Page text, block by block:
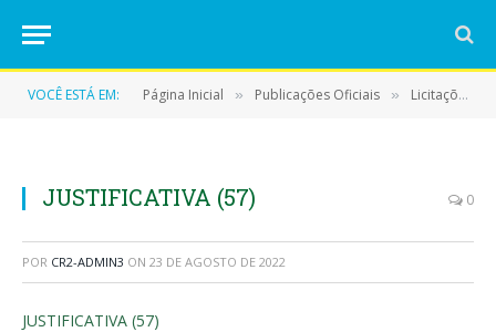
VOCÊ ESTÁ EM: Página Inicial » Publicações Oficiais » Licitações
JUSTIFICATIVA (57) 0
POR CR2-ADMIN3 ON 23 DE AGOSTO DE 2022
JUSTIFICATIVA (57)